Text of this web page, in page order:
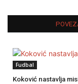
Fudbal
Koković nastavlja